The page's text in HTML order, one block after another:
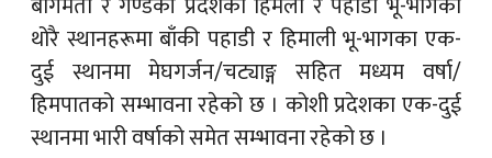
थोरै स्थानहरूमा बाँकी पहाडी र हिमाली भू-भागका एक-
दुई स्थानमा मेघगर्जन/चट्याङ्ग सहित मध्यम वर्षा/
हिमपातको सम्भावना रहेको छ । कोशी प्रदेशका एक-दुई
स्थानमा भारी वर्षाको समेत सम्भावना रहेको छ ।